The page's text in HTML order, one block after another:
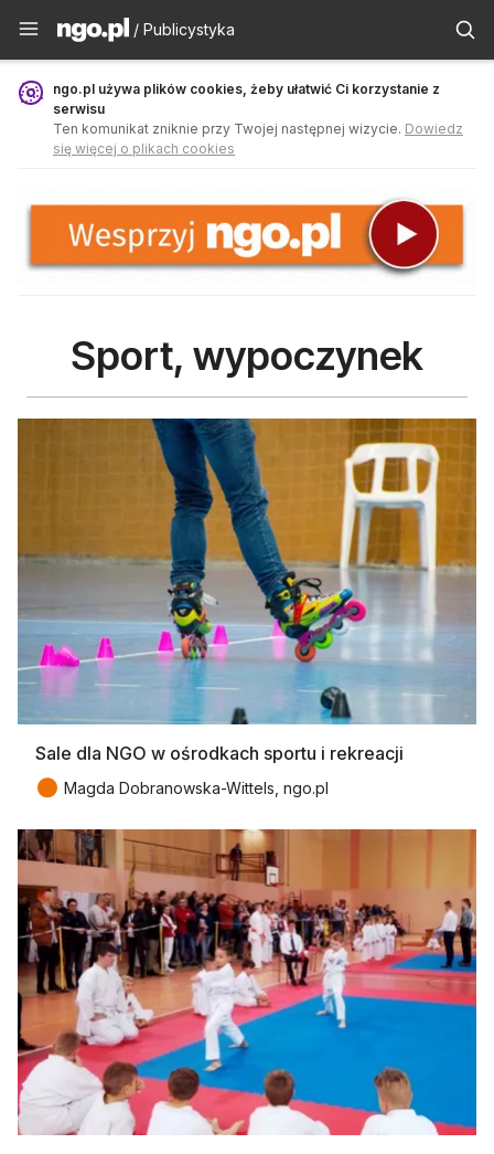
Publicystyka - ngo.pl
/ Publicystyka
ngo.pl używa plików cookies, żeby ułatwić Ci korzystanie z
serwisu
Ten komunikat zniknie przy Twojej następnej wizycie. Dowiedz
się więcej o plikach cookies
Sport, wypoczynek
Sale dla NGO w ośrodkach sportu i rekreacji
● Magda Dobranowska-Wittels, ngo.pl